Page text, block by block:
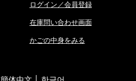
ログイン／会員登録
在庫問い合わせ画面
かごの中身をみる